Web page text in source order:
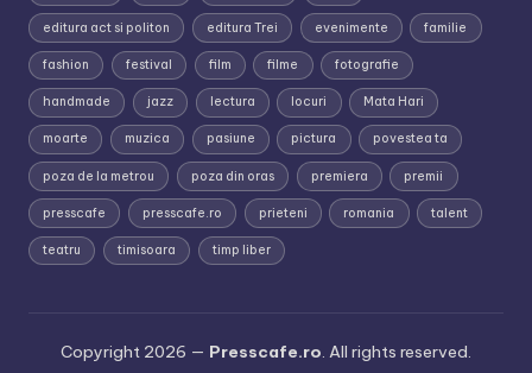
editura act si politon editura Trei evenimente familie
fashion festival film filme fotografie
handmade jazz lectura locuri Mata Hari
moarte muzica pasiune pictura povestea ta
poza de la metrou poza din oras premiera premii
presscafe presscafe.ro prieteni romania talent
teatru timisoara timp liber
Copyright 2026 — Presscafe.ro. All rights reserved.